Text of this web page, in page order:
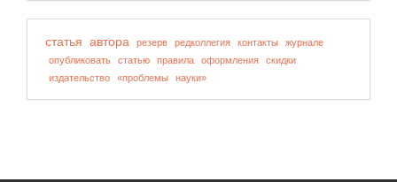
статья автора резерв редколлегия контакты
журнале
опубликовать
статью правила оформления
скидки
издательство
«проблемы науки»